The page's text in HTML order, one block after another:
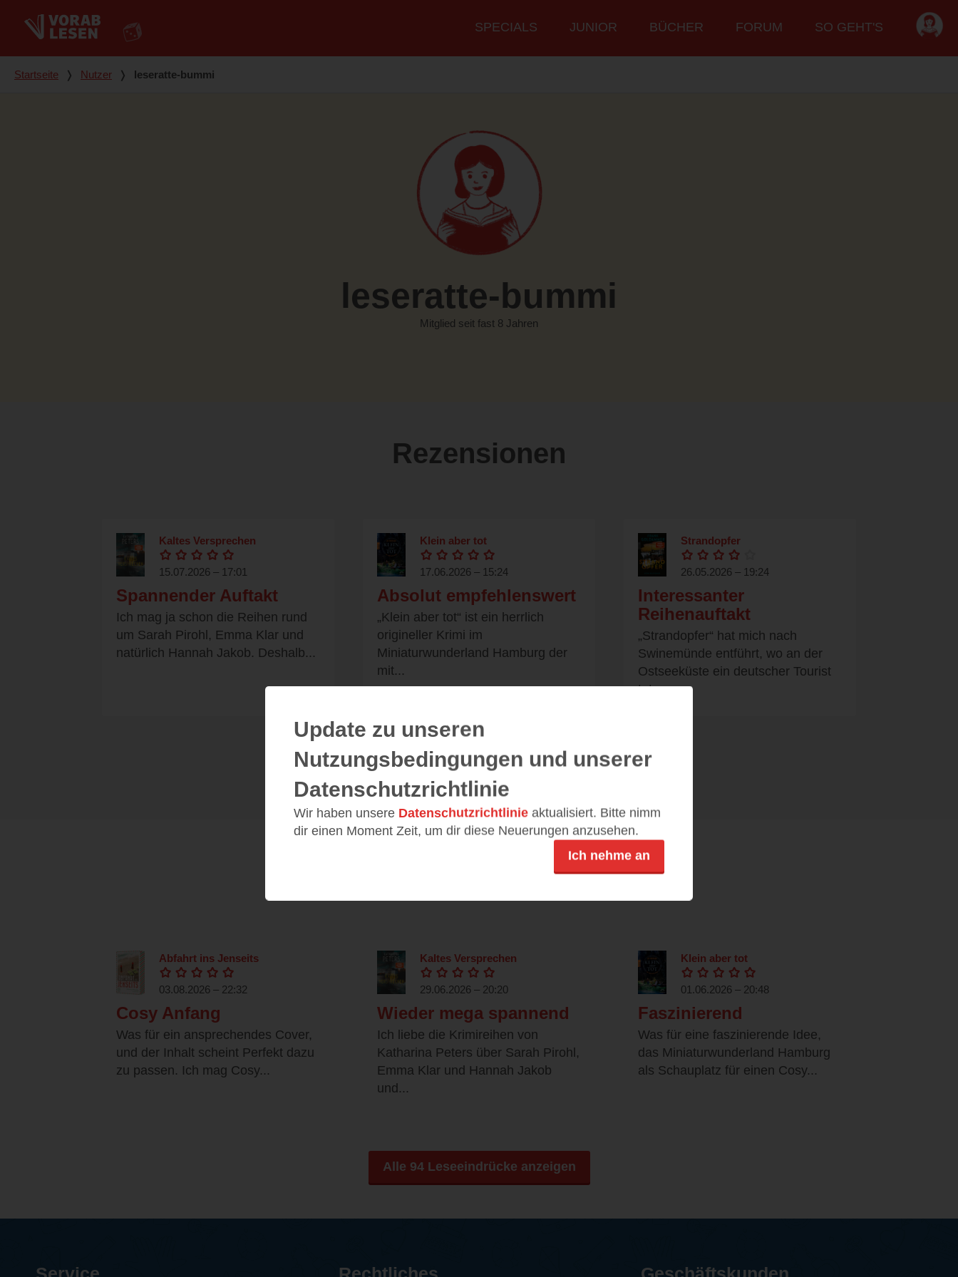
Hauptmenü
SPECIALS JUNIOR BÜCHER FORUM SO GEHT'S
Du bist hier
Startseite ❭ Nutzer ❭ leseratte-bummi
leseratte-bummi
Mitglied seit fast 8 Jahren
Rezensionen
Kaltes Versprechen
15.07.2026 – 17:01
Spannender Auftakt
Ich mag ja schon die Reihen rund
um Sarah Pirohl, Emma Klar und
natürlich Hannah Jakob. Deshalb...
Klein aber tot
17.06.2026 – 15:24
Absolut empfehlenswert
„Klein aber tot“ ist ein herrlich
origineller Krimi im
Miniaturwunderland Hamburg der
mit...
Strandopfer
26.05.2026 – 19:24
Interessanter
Reihenauftakt
„Strandopfer“ hat mich nach
Swinemünde entführt, wo an der
Ostseeküste ein deutscher Tourist
tot...
Alle 96 Rezensionen anzeigen
Leseeindrücke
Abfahrt ins Jenseits
03.08.2026 – 22:32
Cosy Anfang
Was für ein ansprechendes Cover,
und der Inhalt scheint Perfekt dazu
zu passen. Ich mag Cosy...
Kaltes Versprechen
29.06.2026 – 20:20
Wieder mega spannend
Ich liebe die Krimireihen von
Katharina Peters über Sarah Pirohl,
Emma Klar und Hannah Jakob
und...
Klein aber tot
01.06.2026 – 20:48
Faszinierend
Was für eine faszinierende Idee,
das Miniaturwunderland Hamburg
als Schauplatz für einen Cosy...
Alle 94 Leseeindrücke anzeigen
Update zu unseren
Nutzungsbedingungen und unserer
Datenschutzrichtlinie
Wir haben unsere Datenschutzrichtlinie aktualisiert. Bitte nimm
dir einen Moment Zeit, um dir diese Neuerungen anzusehen.
Ich nehme an